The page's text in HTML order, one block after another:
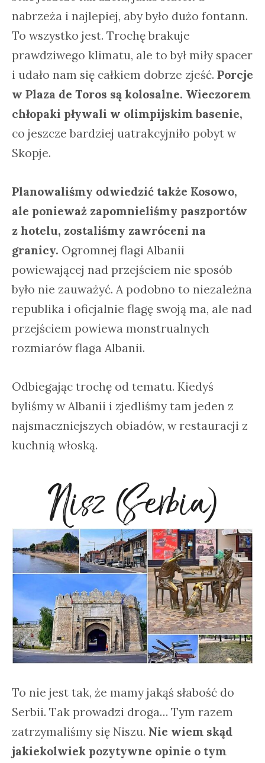
nabrzeża i najlepiej, aby było dużo fontann.
To wszystko jest. Trochę brakuje
prawdziwego klimatu, ale to był miły spacer
i udało nam się całkiem dobrze zjeść. Porcje
w Plaza de Toros są kolosalne. Wieczorem
chłopaki pływali w olimpijskim basenie,
co jeszcze bardziej uatrakcyjniło pobyt w
Skopje.
Planowaliśmy odwiedzić także Kosowo,
ale ponieważ zapomnieliśmy paszportów
z hotelu, zostaliśmy zawróceni na
granicy. Ogromnej flagi Albanii
powiewającej nad przejściem nie sposób
było nie zauważyć. A podobno to niezależna
republika i oficjalnie flagę swoją ma, ale nad
przejściem powiewa monstrualnych
rozmiarów flaga Albanii.
Odbiegając trochę od tematu. Kiedyś
byliśmy w Albanii i zjedliśmy tam jeden z
najsmaczniejszych obiadów, w restauracji z
kuchnią włoską.
Nisz (Serbia)
To nie jest tak, że mamy jakąś słabość do
Serbii. Tak prowadzi droga… Tym razem
zatrzymaliśmy się Niszu. Nie wiem skąd
jakiekolwiek pozytywne opinie o tym